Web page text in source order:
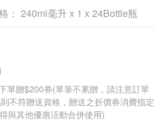
： 240ml毫升 x 1 x 24Bottle瓶
單贈$200券(單筆不累贈，請注意訂單
不符贈送資格，贈送之折價券消費指定
與其他優惠活動合併使用)